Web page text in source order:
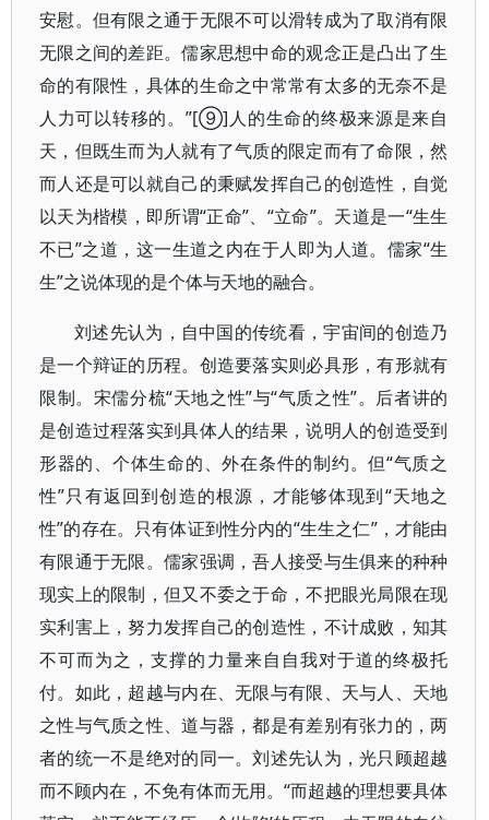
安慰。但有限之通于无限不可以滑转成为了取消有限
无限之间的差距。儒家思想中命的观念正是凸出了生
命的有限性，具体的生命之中常常有太多的无奈不是
人力可以转移的。”[⑨]人的生命的终极来源是来自
天，但既生而为人就有了气质的限定而有了命限，然
而人还是可以就自己的秉赋发挥自己的创造性，自觉
以天为楷模，即所谓“正命”、“立命”。天道是一“生生
不已”之道，这一生道之内在于人即为人道。儒家“生
生”之说体现的是个体与天地的融合。
刘述先认为，自中国的传统看，宇宙间的创造乃
是一个辩证的历程。创造要落实则必具形，有形就有
限制。宋儒分梳“天地之性”与“气质之性”。后者讲的
是创造过程落实到具体人的结果，说明人的创造受到
形器的、个体生命的、外在条件的制约。但“气质之
性”只有返回到创造的根源，才能够体现到“天地之
性”的存在。只有体证到性分内的“生生之仁”，才能由
有限通于无限。儒家强调，吾人接受与生俱来的种种
现实上的限制，但又不委之于命，不把眼光局限在现
实利害上，努力发挥自己的创造性，不计成败，知其
不可而为之，支撑的力量来自自我对于道的终极托
付。如此，超越与内在、无限与有限、天与人、天地
之性与气质之性、道与器，都是有差别有张力的，两
者的统一不是绝对的同一。刘述先认为，光只顾超越
而不顾内在，不免有体而无用。“而超越的理想要具体